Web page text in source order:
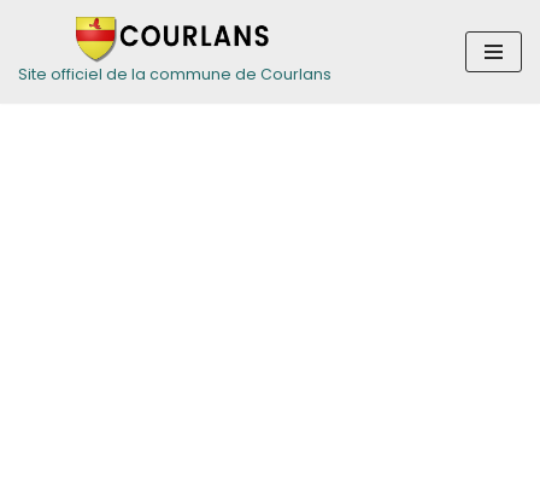
Aller
Site officiel de la commune de Courlans